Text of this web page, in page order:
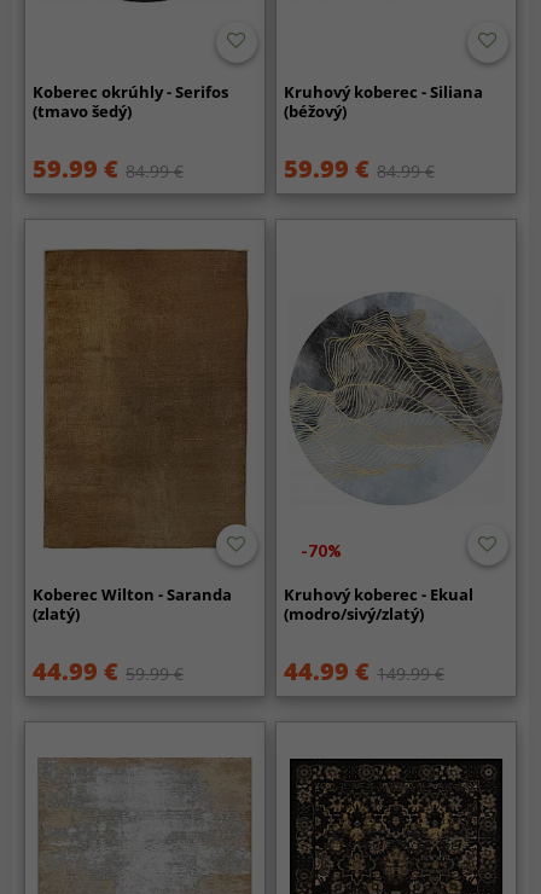
Koberec okrúhly - Serifos
(tmavo šedý)
59.99 € 84.99 €
Kruhový koberec - Siliana
(béžový)
59.99 € 84.99 €
Koberec Wilton - Saranda
(zlatý)
44.99 € 59.99 €
-70%
Kruhový koberec - Ekual
(modro/sivý/zlatý)
44.99 € 149.99 €